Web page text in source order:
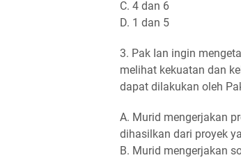
C. 4 dan 6
D. 1 dan 5
3. Pak Ian ingin
melihat kekuatan dan
dapat dilakukan oleh
A. Murid mengerjakan
dihasilkan dari proyek
B. Murid mengerjakan